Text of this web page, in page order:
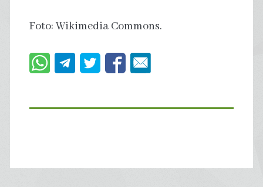
Foto: Wikimedia Commons.